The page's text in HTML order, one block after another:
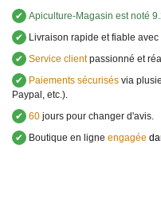
✔ Apiculture-Magasin est noté
✔
Livraison rapide et fiable avec
✔ Service clientpassionné et
✔
Paiements sécurisés via
Paypal, etc.).
✔ 60 jours pour changer d'avis.
✔
Boutique en ligne engagée